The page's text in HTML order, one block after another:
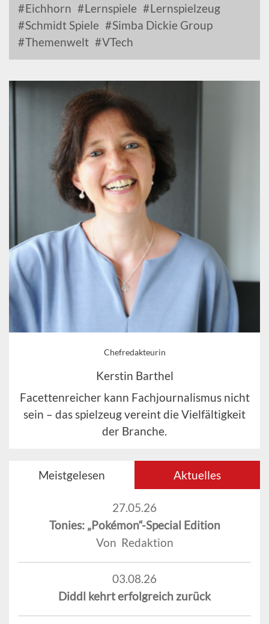
Eichhorn
Lernspiele
Lernspielzeug
Schmidt Spiele
Simba Dickie Group
Themenwelt
VTech
Chefredakteurin
Kerstin Barthel
Facettenreicher kann Fachjournalismus nicht
sein – das spielzeug vereint die Vielfältigkeit
der Branche.
Meistgelesen Aktuelles
27.05.26
Tonies: „Pokémon“-Special Edition
Von Redaktion
03.08.26
Diddl kehrt erfolgreich zurück